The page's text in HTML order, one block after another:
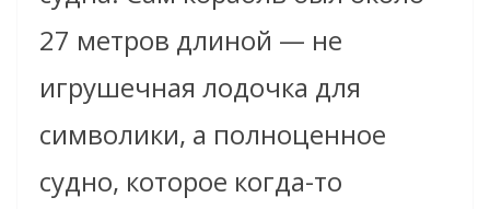
27 метров длиной — не
игрушечная лодочка для
символики, а полноценное
судно, которое когда-то